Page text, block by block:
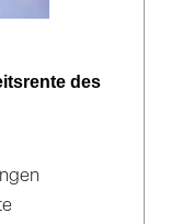
des